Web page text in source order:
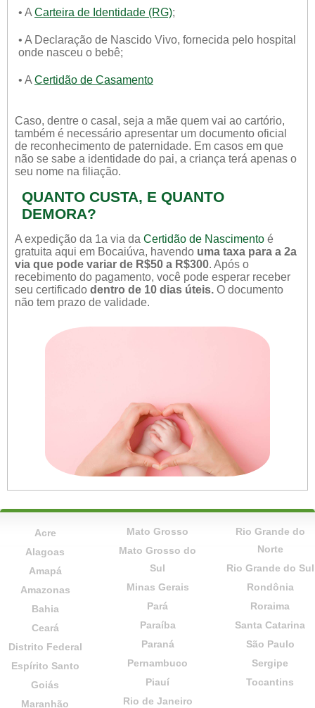
• A Carteira de Identidade (RG);
• A Declaração de Nascido Vivo, fornecida pelo hospital
onde nasceu o bebê;
• A Certidão de Casamento
Caso, dentre o casal, seja a mãe quem vai ao cartório,
também é necessário apresentar um documento oficial
de reconhecimento de paternidade. Em casos em que
não se sabe a identidade do pai, a criança terá apenas o
seu nome na filiação.
QUANTO CUSTA, E QUANTO
DEMORA?
A expedição da 1a via da Certidão de Nascimento é
gratuita aqui em Bocaiúva, havendo uma taxa para a 2a
via que pode variar de R$50 a R$300. Após o
recebimento do pagamento, você pode esperar receber
seu certificado dentro de 10 dias úteis. O documento
não tem prazo de validade.
Acre
Alagoas
Amapá
Amazonas
Bahia
Ceará
Distrito Federal
Espírito Santo
Goiás
Maranhão
Mato Grosso
Mato Grosso do
Sul
Minas Gerais
Pará
Paraíba
Paraná
Pernambuco
Piauí
Rio de Janeiro
Rio Grande do
Norte
Rio Grande do Sul
Rondônia
Roraima
Santa Catarina
São Paulo
Sergipe
Tocantins